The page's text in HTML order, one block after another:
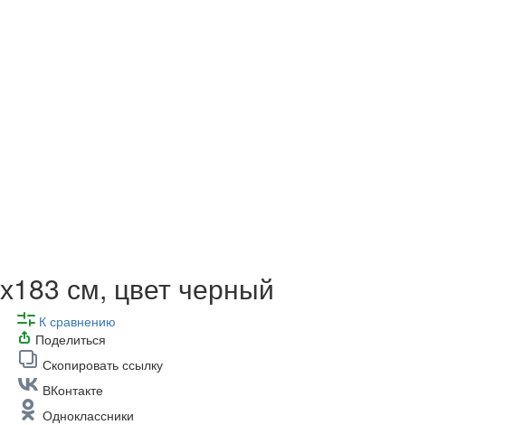
см, цвет черный
К сравнению
Поделиться
Скопировать ссылку
ВКонтакте
Одноклассники